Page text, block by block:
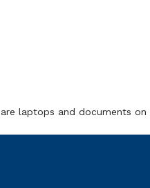
laptops and documents on